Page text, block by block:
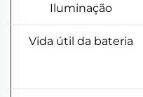
Iluminação
Vida útil da bateria